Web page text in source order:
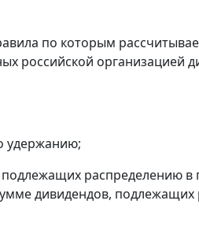
по которым
российской организацией
удержанию;
распределению в
дивидендов,